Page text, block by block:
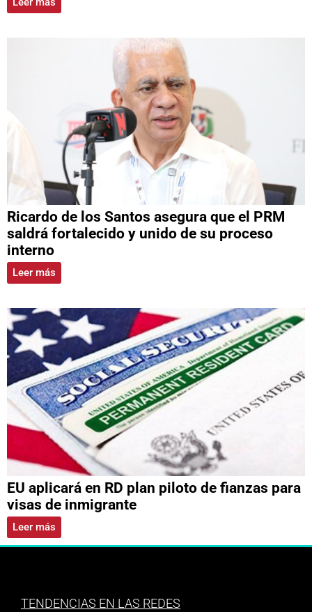
Ricardo de los Santos asegura que el PRM
saldrá fortalecido y unido de su proceso
interno
Leer más
EU aplicará en RD plan piloto de fianzas para
visas de inmigrante
Leer más
TENDENCIAS EN LAS REDES